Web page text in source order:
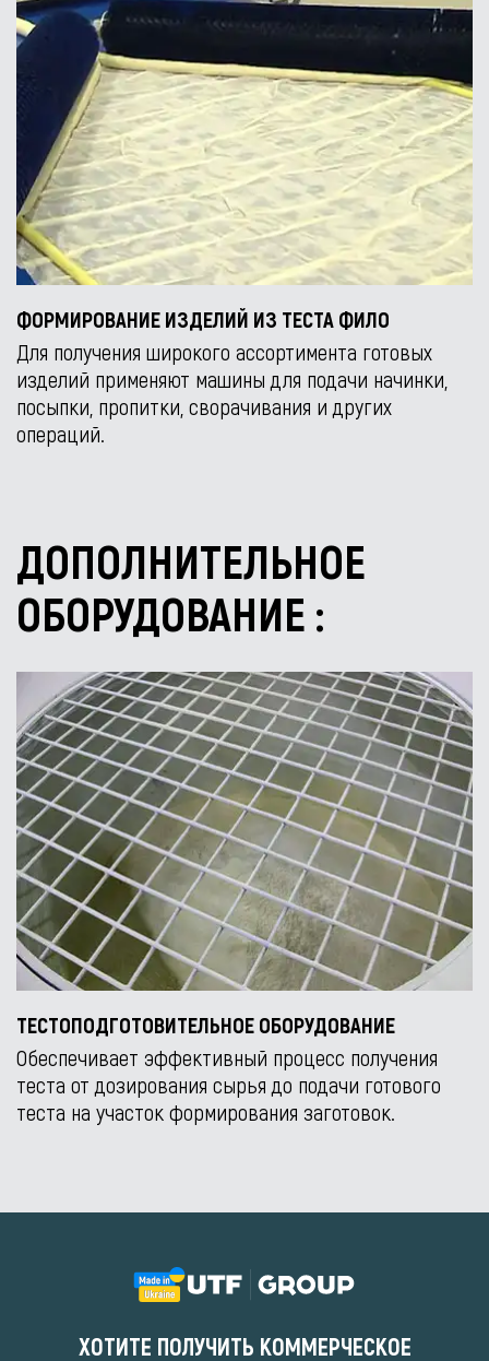
ФОРМИРОВАНИЕ ИЗДЕЛИЙ ИЗ ТЕСТА ФИЛО
Для получения широкого ассортимента готовых
изделий применяют машины для подачи начинки,
посыпки, пропитки, сворачивания и других
операций.
ДОПОЛНИТЕЛЬНОЕ
ОБОРУДОВАНИЕ :
ТЕСТОПОДГОТОВИТЕЛЬНОЕ ОБОРУДОВАНИЕ
Обеспечивает эффективный процесс получения
теста от дозирования сырья до подачи готового
теста на участок формирования заготовок.
ХОТИТЕ ПОЛУЧИТЬ КОММЕРЧЕСКОЕ